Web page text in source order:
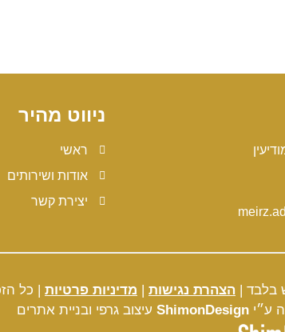
ניווט מהיר
ראשי
אודות ושירותים
יצירת קשר
בלבד | הצהרת נגישות | מדיניות פרטיות | כל
ע״י ShimonDesign עיצוב גרפי ובניית אתרים